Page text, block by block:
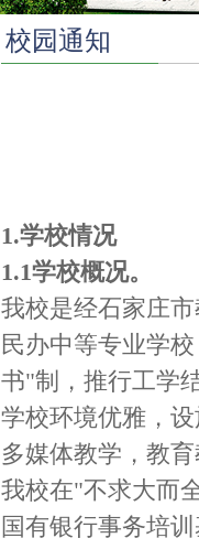
校园通知
1.学校情况
1.1学校概况。
我校是经石家庄
民办中等专业学
书"制，推行工学
学校环境优雅，
多媒体教学，教
我校在"不求大而
国有银行事务培